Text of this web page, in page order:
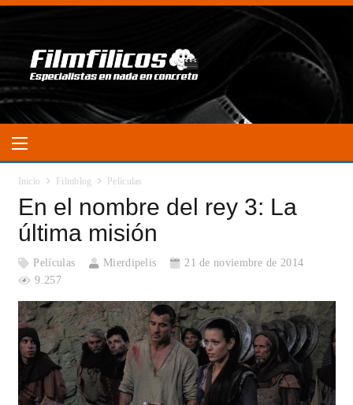
Inicio Filmblog Películas
En el nombre del rey 3: La
última misión
Películas Mierdipelis
21 de noviembre de 2014
9.257